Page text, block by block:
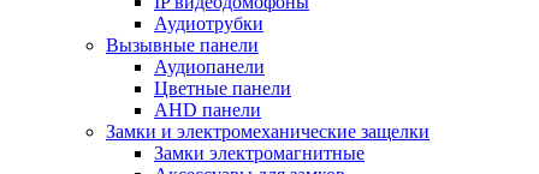
Аудиотрубки
Вызывные панели
Аудиопанели
Цветные панели
AHD панели
Замки и электромеханические защелки
Замки электромагнитные